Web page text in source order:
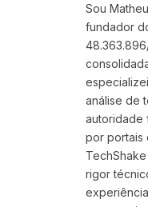
Sou
fundador
análise de
autoridade
por portais
rigor